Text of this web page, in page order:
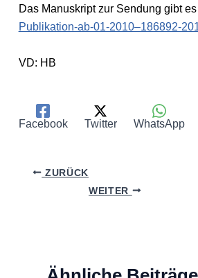
Das Manuskript zur Sendung gibt
Publikation-ab-01-2010–186892-
VD: HB
Facebook Twitter WhatsApp
ZURÜCK
WEITER